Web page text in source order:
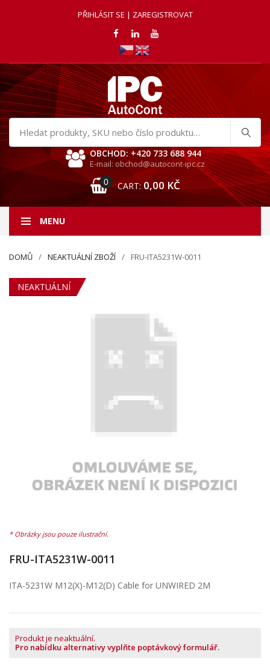
PŘIHLÁSIT SE | ZAREGISTROVAT
Hledat
produkty
OBCHOD: +420 733 688 944
E-mail: obchod@autocont-ipc.cz
0 CART: 0,00 KČ
MENU
DOMŮ NEAKTUÁLNÍ ZBOŽÍ FRU-ITA5231W-0011
NEAKTUÁLNÍ
FRU-ITA5231W-0011
ITA-5231W M12(X)-M12(D) Cable for UNWIRED 2M
Produkt je neaktuální.
Pro nabídku alternativy vyplňte poptávkový formulář.